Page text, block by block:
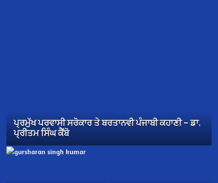
ਪ੍ਰਮੁੱਖ ਪਰਵਾਸੀ ਸਰੋਕਾਰ ਤੇ ਬਰਤਾਨਵੀ ਪੰਜਾਬੀ ਕਹਾਣੀ – ਡਾ.
ਪ੍ਰੀਤਮ ਸਿੰਘ ਕੈਂਬੋ